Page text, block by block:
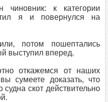
к категории
я и повернулся на
потом пошептались
выступил вперед.
откажемся от наших
сумеете доказать, что
скот действительно